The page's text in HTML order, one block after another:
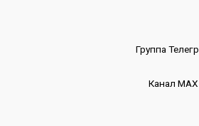
Группа
Канал МАХ